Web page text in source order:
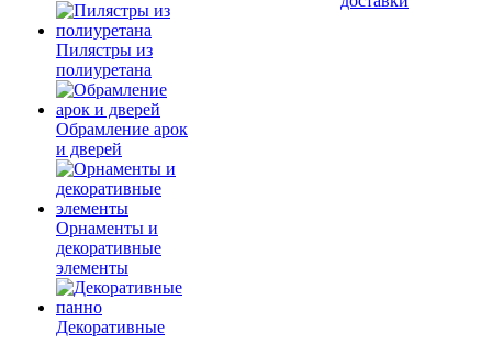
Пилястры из
полиуретана
Обрамление арок
и дверей
Орнаменты и
декоративные
элементы
Декоративные